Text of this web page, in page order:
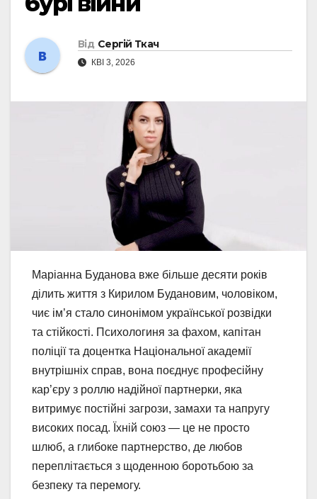
Від Сергій Ткач
КВІ 3, 2026
Маріанна Буданова вже більше десяти років
ділить життя з Кирилом Будановим, чоловіком,
чиє ім’я стало синонімом української розвідки
та стійкості. Психологиня за фахом, капітан
поліції та доцентка Національної академії
внутрішніх справ, вона поєднує професійну
кар’єру з роллю надійної партнерки, яка
витримує постійні загрози, замахи та напругу
високих посад. Їхній союз — це не просто
шлюб, а глибоке партнерство, де любов
переплітається з щоденною боротьбою за
безпеку та перемогу.